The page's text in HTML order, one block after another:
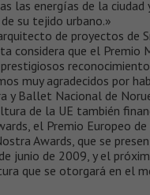
las energías de la ciudad
su tejido urbano.»
de proyectos de
considera que el Premio
muy agradecidos por
y Ballet Nacional de
de la UE también
el Premio Europeo
Awards, que se
junio de 2009, y el
que se otorgará en el